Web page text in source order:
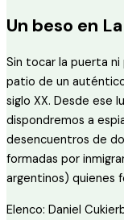
Un beso en
Sin tocar la puerta ni
patio de un
siglo XX. Desde ese
dispondremos a
desencuentros de
formadas por
argentinos) quienes
Elenco: Daniel